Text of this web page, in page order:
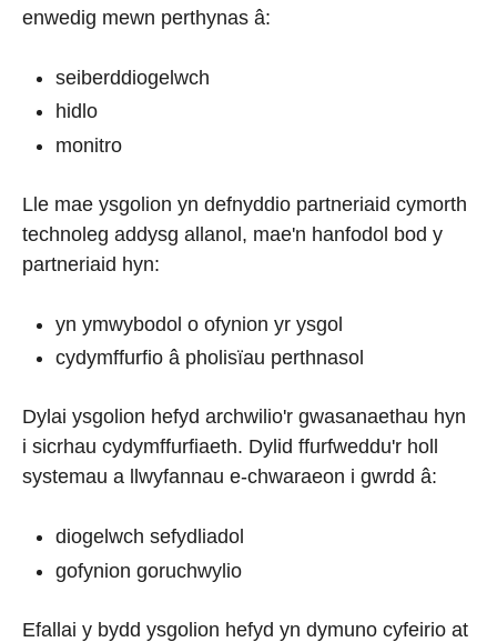
enwedig mewn perthynas â:
seiberddiogelwch
hidlo
monitro
Lle mae ysgolion yn defnyddio partneriaid cymorth
technoleg addysg allanol, mae'n hanfodol bod y
partneriaid hyn:
yn ymwybodol o ofynion yr ysgol
cydymffurfio â pholisïau perthnasol
Dylai ysgolion hefyd archwilio'r gwasanaethau hyn
i sicrhau cydymffurfiaeth. Dylid ffurfweddu'r holl
systemau a llwyfannau e-chwaraeon i gwrdd â:
diogelwch sefydliadol
gofynion goruchwylio
Efallai y bydd ysgolion hefyd yn dymuno cyfeirio at